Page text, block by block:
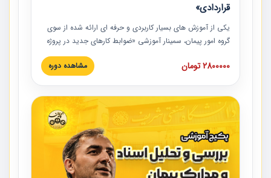
قراردادی»
یکی از آموزش‏‏‏‏‏‏ های بسیار کاربردی و حرفه‏ ای ارائه شده از سوی
گروه امور پیمان، سمینار آموزشی «ضوابط کارهای جدید در پروژه
های عمرانی» چالش ها، تخلفات و راه حل ها با نگرش قراردادی
است که در محل سندیکای شرکت های ساختمانی کشور ارائه شد.
مدارک پیمان به همراه تجربیات عملی ارائه شده است.
2800000 تومان مشاهده دوره